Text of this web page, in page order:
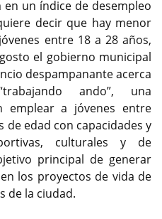
en un índice de desempleo
decir que hay menor
entre 18 a 28 años,
el gobierno municipal
despampanante acerca
ando”, una
emplear a jóvenes entre
de edad con capacidades y
culturales y de
principal de generar
los proyectos de vida de
de la ciudad.